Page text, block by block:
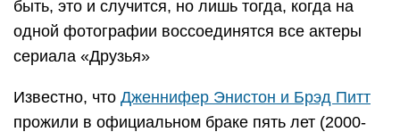
быть, это и случится, но лишь тогда, когда на
одной фотографии воссоединятся все актеры
сериала «Друзья»
Известно, что Дженнифер Энистон и Брэд Питт
прожили в официальном браке пять лет (2000-